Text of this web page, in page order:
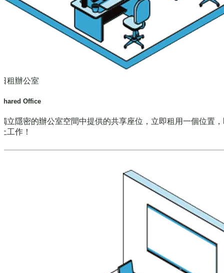
租辦公室
Office
立隱密的辦公室空間中提供的共享座位，立即租用一個位置
工作！